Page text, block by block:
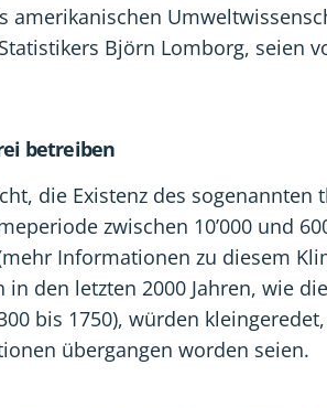
amerikanischen
Björn Lomborg, seien
betreiben
die Existenz des sogenannten
zwischen 10’000 und
Informationen zu diesem
den letzten 2000 Jahren, wie
bis 1750), würden
übergangen worden seien.